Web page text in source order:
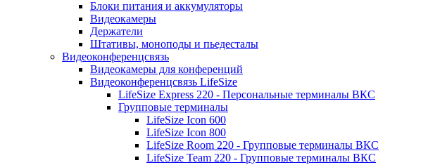
Блоки питания и аккумуляторы
Видеокамеры
Держатели
Штативы, моноподы и пьедесталы
Видеоконференцсвязь
Видеокамеры для конференций
Видеоконференцсвязь LifeSize
LifeSize Express 220 - Персональные терминалы ВКС
Групповые терминалы
LifeSize Icon 600
LifeSize Icon 800
LifeSize Room 220 - Групповые терминалы ВКС
LifeSize Team 220 - Групповые терминалы ВКС